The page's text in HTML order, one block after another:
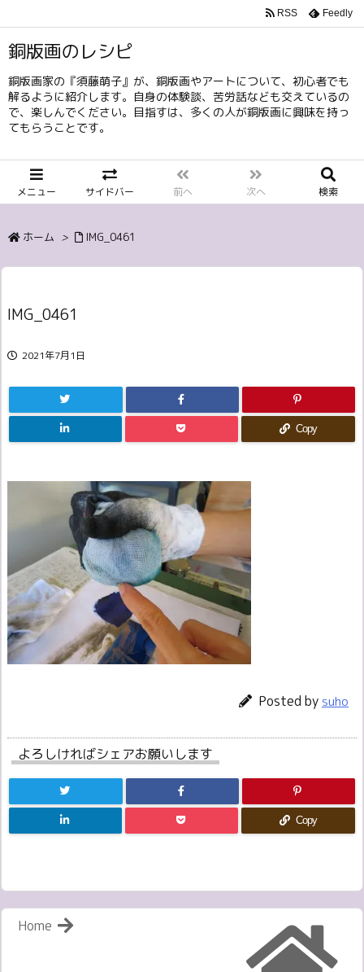
銅版画のレシピ
銅版画家の『須藤萌子』が、銅版画やアートについて、初心者でも
解るように紹介します。自身の体験談、苦労話なども交えているの
で、楽しんでください。目指すは、多くの人が銅版画に興味を持っ
てもらうことです。
メニュー サイドバー 前へ 次へ 検索
RSS Feedly
ホーム > IMG_0461
IMG_0461
2021年7月1日
Copy
Posted by suho
よろしければシェアお願いします
Copy
Home